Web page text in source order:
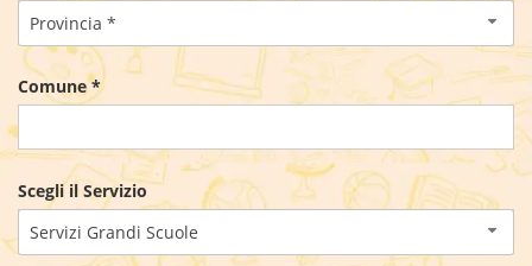
Provincia *
Comune *
Scegli il Servizio
Servizi Grandi Scuole